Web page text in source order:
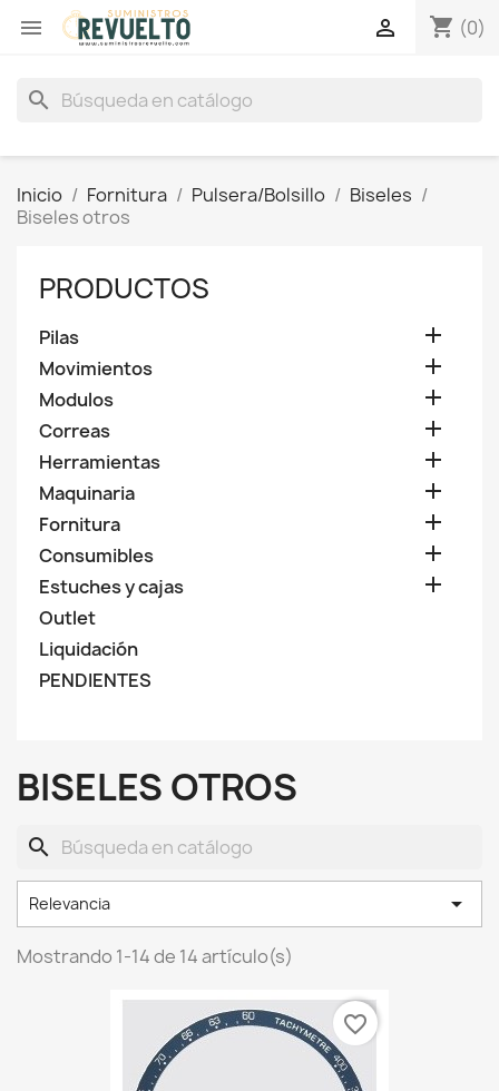
 shopping_cart (0)

search
Inicio Fornitura Pulsera/Bolsillo
Biseles
Biseles otros
PRODUCTOS
Pilas 
Movimientos 
Modulos 
Correas 
Herramientas 
Maquinaria 
Fornitura 
Consumibles 
Estuches y cajas 
Outlet
Liquidación
PENDIENTES
BISELES OTROS
search
Relevancia 
Mostrando 1-14 de 14 artículo(s)
favorite_border